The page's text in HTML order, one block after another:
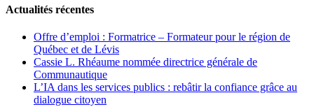
Actualités récentes
Offre d’emploi : Formatrice – Formateur pour le région de
Québec et de Lévis
Cassie L. Rhéaume nommée directrice générale de
Communautique
L’IA dans les services publics : rebâtir la confiance grâce au
dialogue citoyen